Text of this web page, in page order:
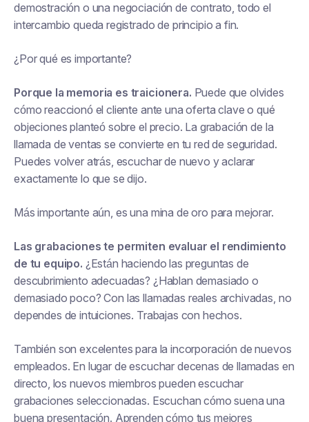
demostración o una negociación de contrato, todo el
intercambio queda registrado de principio a fin.
¿Por qué es importante?
Porque la memoria es traicionera. Puede que olvides
cómo reaccionó el cliente ante una oferta clave o qué
objeciones planteó sobre el precio. La grabación de la
llamada de ventas se convierte en tu red de seguridad.
Puedes volver atrás, escuchar de nuevo y aclarar
exactamente lo que se dijo.
Más importante aún, es una mina de oro para mejorar.
Las grabaciones te permiten evaluar el rendimiento
de tu equipo. ¿Están haciendo las preguntas de
descubrimiento adecuadas? ¿Hablan demasiado o
demasiado poco? Con las llamadas reales archivadas, no
dependes de intuiciones. Trabajas con hechos.
También son excelentes para la incorporación de nuevos
empleados. En lugar de escuchar decenas de llamadas en
directo, los nuevos miembros pueden escuchar
grabaciones seleccionadas. Escuchan cómo suena una
buena presentación. Aprenden cómo tus mejores